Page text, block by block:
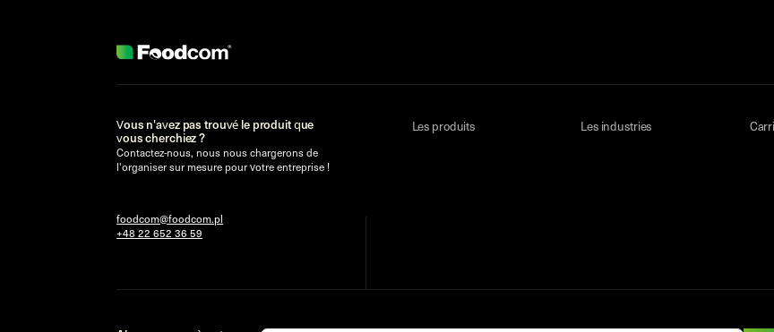
Vous n'avez pas trouvé le produit que
vous cherchiez ?
Contactez-nous, nous nous chargerons de
l'organiser sur mesure pour votre entreprise !
foodcom@foodcom.pl
+48 22 652 36 59
Les produits Les industries